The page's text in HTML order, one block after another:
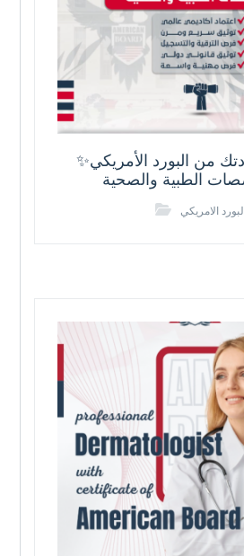
✨مميزات شهادتك من البورد الأمريكي
البورد الامريكي